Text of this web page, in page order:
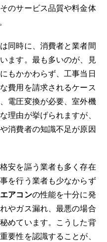
のサービス品質や料金体
同時に、消費者と業者間
ます。最も多いのが、見
もかかわらず、工事当日
費用を請求されるケース
電圧変換が必要、室外機
理由が挙げられますが、
消費者の知識不足が原因
安を謳う業者も多く存在
を行う業者も少なからず
エアコンの性能を十分に発
やガス漏れ、最悪の場合
めています。こうした背
要性を認識することが、